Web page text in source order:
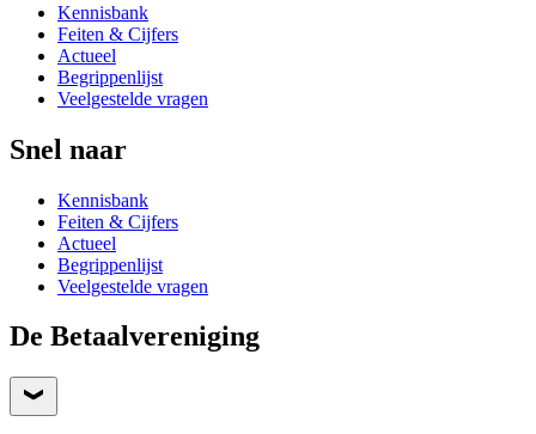
Kennisbank
Feiten & Cijfers
Actueel
Begrippenlijst
Veelgestelde vragen
Snel naar
Kennisbank
Feiten & Cijfers
Actueel
Begrippenlijst
Veelgestelde vragen
De Betaalvereniging